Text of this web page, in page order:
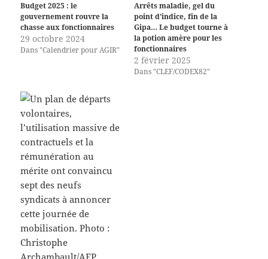
Budget 2025 : le
gouvernement rouvre la
chasse aux fonctionnaires
29 octobre 2024
Dans "Calendrier pour AGIR"
Arrêts maladie, gel du
point d’indice, fin de la
Gipa… Le budget tourne à
la potion amère pour les
fonctionnaires
2 février 2025
Dans "CLEF/CODEX82"